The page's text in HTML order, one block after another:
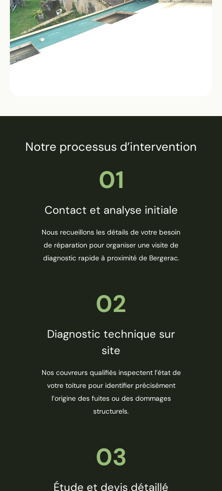
Notre processus d’intervention
01
Contact et analyse initiale
Nous recueillons les détails de votre besoin
de réparation pour organiser une visite de
diagnostic rapide à proximité de Bergerac.
02
Diagnostic technique sur
site
Nos couvreurs qualifiés inspectent l’état de
votre toiture pour identifier précisément
l’origine des fuites ou des dommages
structurels.
03
Étude et devis détaillé